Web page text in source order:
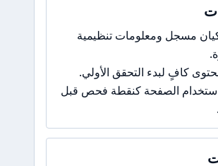
مسجل ومعلومات تنظيمية
كافٍ لبدء التحقق الأولي.
الصفحة كنقطة فحص قبل